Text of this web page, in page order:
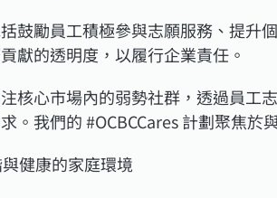
鼓勵員工積極參與志願服務、提升
獻的透明度，以履行企業責任。
核心市場內的弱勢社群，透過員工
。我們的 #OCBCCares 計劃聚焦於
健康的家庭環境